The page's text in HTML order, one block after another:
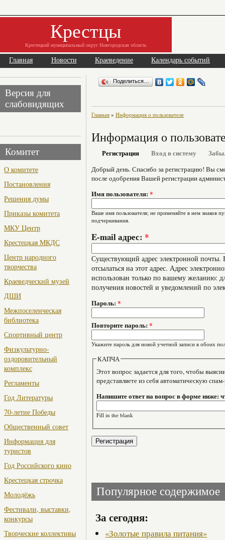
Крестцы
Крестецкий муниципальный округ Новгородская область
Главная Новости Краеведение Календарь событий
Версия для
слабовидящих
Комитет
О комитете
Постановления
Решения думы
Приказы комитета
МКУ Центр
Крестецкая МКДС
Центр народного
творчества
Краеведческий музей
ДШИ
Межпоселенческая
библиотека
Спортивный центр
Физкультурно-
оздоровительный
комплекс
Регламенты
Год Литературы
70-летие Победы
Общественный совет
Информация для
туристов
Год Российского кино
Крестецкая строчка
Молодёжь
Фестивали, выставки,
конкурсы
Творческие коллективы
Поделиться…
Главная » Информация о пользователе
Информация о
Регистрация Вход в систему
Добрый день. Спасибо за регистрацию! Вы
после одобрения Вашей регистрации
Имя пользователя: *
Ваше имя пользователя; не применяйте в нем знаков
подчеркивания.
E-mail адрес: *
Существующий адрес электронной почты.
отсылаться на этот адрес. Адрес
использован только по вашему желанию:
получения новостей и уведомлений по
Пароль: *
Повторите пароль: *
Укажите пароль для новой учетной записи в обоих
КАПЧА
Этот вопрос задается для того, чтобы выяснить,
представляете из себя автоматическую
Напишите ответ на вопрос в форме ниже:
Fill in the blank
Популярное содержимое
За сегодня:
«Золотые правила питания»